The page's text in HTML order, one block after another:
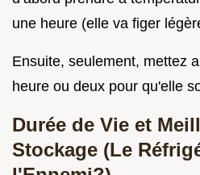
une heure (elle va figer
Ensuite, seulement, mettez
heure ou deux pour qu'elle
Durée de Vie et
Stockage (Le